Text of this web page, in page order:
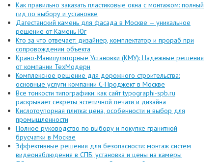
Как правильно заказать пластиковые окна с монтажом: полный
гид по выбору и установке
Дагестанский камень для фасада в Москве — уникальное
решение от Камень Юг
Кто за что отвечает: дизайнер, комплектатор и прораб при
сопровождении объекта
Крано-Манипуляторные Установки (КМУ): Надежные решения
от компании ТехМодерн
Комплексное решение для дорожного строительства:
основные услуги компании C-Проджект в Москве
Все тонкости типографики: как сайт typographi-spb.ru
раскрывает секреты эстетичной печати и дизайна
Кислотоупорная плитка: цена, особенности и выбор для
промышленности
Полное руководство по выбору и покупке гранитной
брусчатки в Москве
Эффективные решения для безопасности: монтаж систем
видеонаблюдения в СПБ, установка и цены на камеры